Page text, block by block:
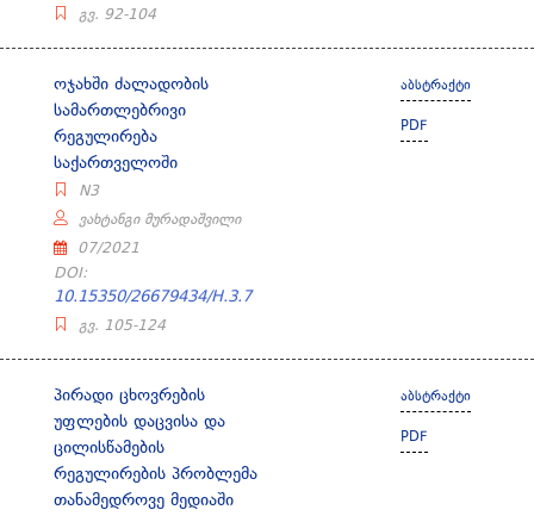
გვ. 92-104
ოჯახში ძალადობის
სამართლებრივი
რეგულირება
საქართველოში
N3
ვახტანგი მურადაშვილი
07/2021
DOI:
10.15350/26679434/H.3.7
გვ. 105-124
აბსტრაქტი
PDF
პირადი ცხოვრების
უფლების დაცვისა და
ცილისწამების
რეგულირების პრობლემა
თანამედროვე მედიაში
აბსტრაქტი
PDF